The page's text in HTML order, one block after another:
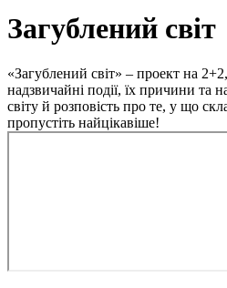
Загублений світ
«Загублений світ» – проект на
надзвичайні події, їх причини та
світу й розповість про те, у що
пропустіть найцікавіше!